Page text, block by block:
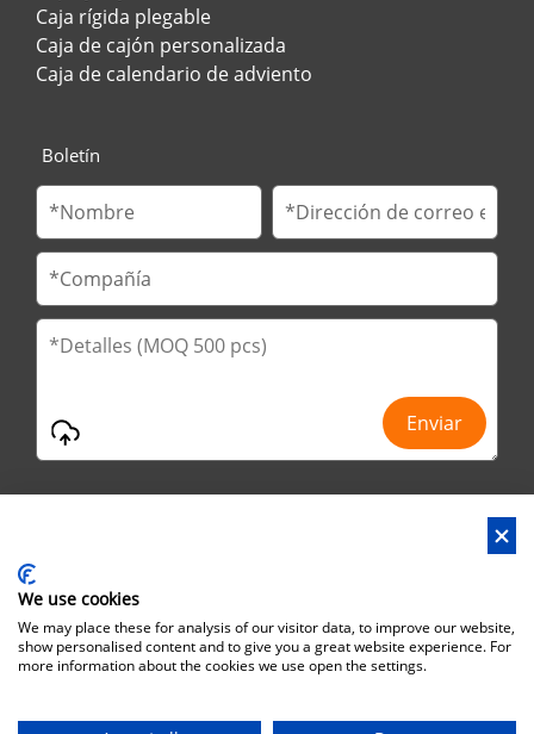
Caja rígida plegable
Caja de cajón personalizada
Caja de calendario de adviento
Boletín
Dirección : No.29 Jinfu 2nd Road, Huanan Ind Park, ciudad de
Liaobu, ciudad de Dongguan, provincia de Guangdong, China
Dirección de Oficina : No.6 Zhuangyuan Road, Park Songshan
We use cookies
We may place these for analysis of our visitor data, to improve our website,
show personalised content and to give you a great website experience. For
more information about the cookies we use open the settings.